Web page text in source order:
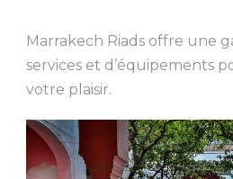
Marrakech Riads offre une
services et d’équipements
votre plaisir.